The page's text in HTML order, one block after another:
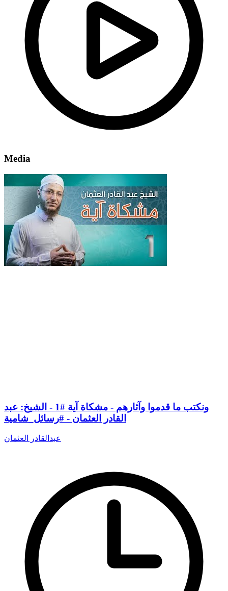
Media
ونكتب ما قدموا وآثارهم - مشكاة آية #1 - الشيخ: عبد
القادر العثمان - #رسائل_شامية
عبدالقادر العثمان